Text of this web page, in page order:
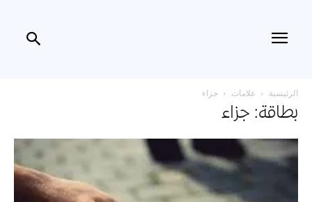
الرئيسية علامات جزاء
بطاقة: جزاء